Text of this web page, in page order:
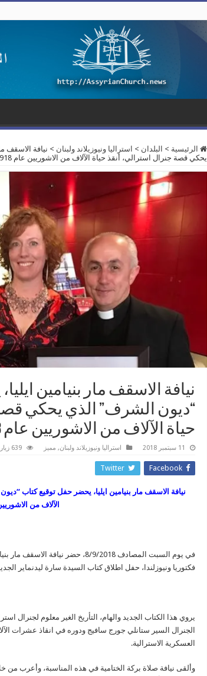
الرئيسية > البلدان > استراليا ونيوزيلاند ولبنان > نيافة الاسقف
يحكي قصة جنرال استرالي، أنقذ حياة الآلاف من الاشوريين عام 1918
نيافة الاسقف مار بنيامين
“ديون الشرف” الذي يحكي
حياة الآلاف من الاشوريين عام 1918
11 سبتمبر 2018 استراليا ونيوزيلاند ولبنان, مميز 639 زيارة
Facebook
Twitter
نيافة الاسقف مار بنيامين ايليا، يحضر حفل توقيع كتاب
الآلاف من الاشوريين
في يوم السبت المصادف 8/9/2018، حضر
فكتوريا ونيوزلندا، حفل اطلاق كتاب السيدة سارة ليدنماير
يروي هذا الكتاب الجديد والهام، التأريخ الغير معلوم لجنرال
العسكرية الاسترالية.
وألقى نيافة صلاة بركة الختامية في هذه المناسبة، وأعرب من